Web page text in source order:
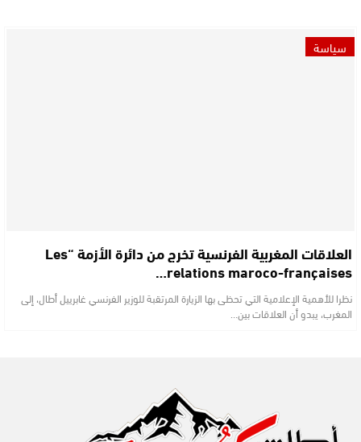
سياسة
العلاقات المغربية الفرنسية تخرج من دائرة الأزمة “Les
relations maroco-françaises…
نظرا للأهمية الإعلامية التي تحظى بها الزيارة المرتقبة للوزير الفرنسي غابرييل أطال، إلى
المغرب، يبدو أن العلاقات بين…